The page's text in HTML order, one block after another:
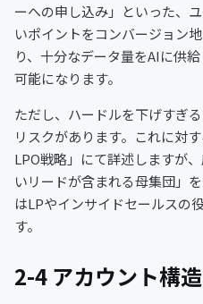
ーへの申し込み」といった、
いポイントをコンバージョン
り、十分なデータ量をAIに供
可能になります。
ただし、ハードルを下げすぎ
リスクがあります。これに対
LPO戦略」にて詳述しますが
いリードが含まれる母集団」
はLPやインサイドセールスの
す。
2-4 アカウント構